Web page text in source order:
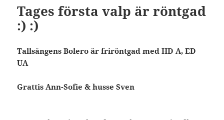
Tages första valp är röntgad
:) :)
Tallsångens Bolero är friröntgad med HD A, ED
UA
Grattis Ann-Sofie & husse Sven